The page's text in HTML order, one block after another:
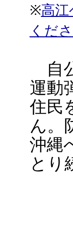
※高
くだ
自
運動
住民
ん。
沖縄
とり